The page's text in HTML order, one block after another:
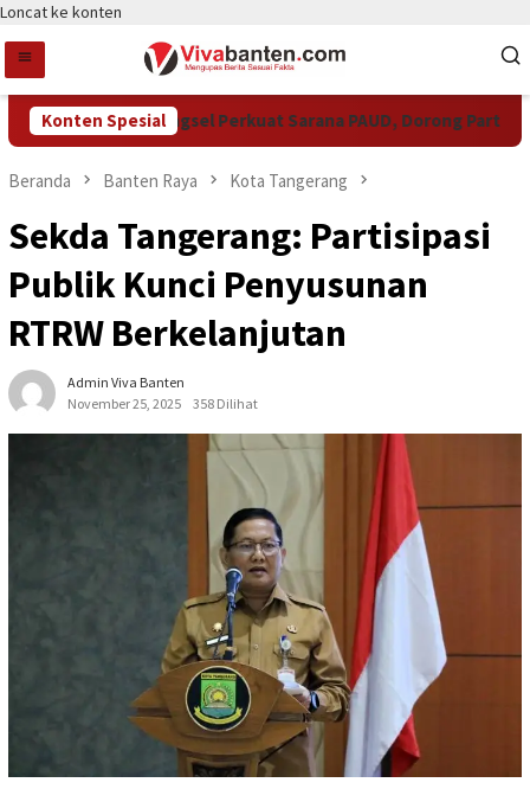
Loncat ke konten
Konten Spesial
Pemkot Tangsel Perkuat Sarana PAUD, Dorong Partisipasi
Beranda Banten Raya Kota Tangerang
Sekda Tangerang: Partisipasi
Publik Kunci Penyusunan
RTRW Berkelanjutan
Admin Viva Banten
November 25, 2025
358 Dilihat